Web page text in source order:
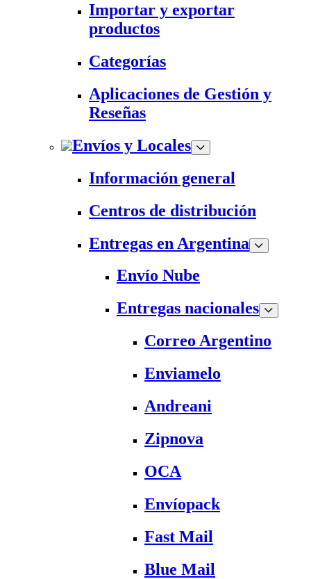
Importar y exportar
productos
Categorías
Aplicaciones de Gestión y
Reseñas
Envíos y Locales
Información general
Centros de distribución
Entregas en Argentina
Envío Nube
Entregas nacionales
Correo Argentino
Enviamelo
Andreani
Zipnova
OCA
Envíopack
Fast Mail
Blue Mail